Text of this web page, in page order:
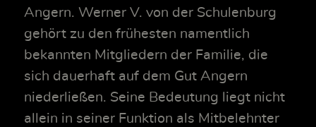
Angern. Werner V. von der Schulenburg
gehört zu den frühesten namentlich
bekannten Mitgliedern der Familie, die
sich dauerhaft auf dem Gut Angern
niederließen. Seine Bedeutung liegt nicht
allein in seiner Funktion als Mitbelehnter